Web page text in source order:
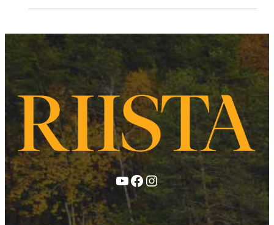
YouTube
Facebook
Instagram